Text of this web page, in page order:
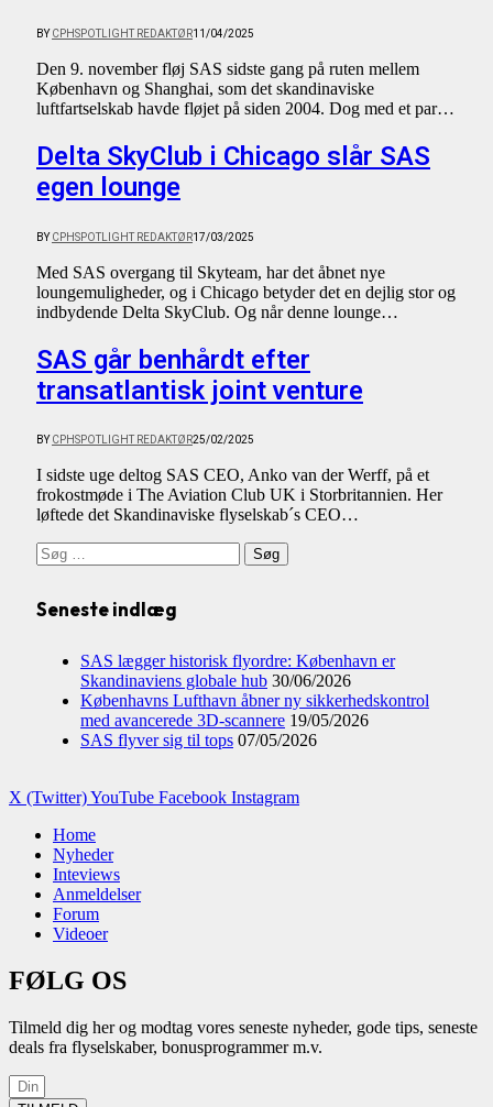
BY CPHSPOTLIGHT REDAKTØR11/04/2025
Den 9. november fløj SAS sidste gang på ruten mellem
København og Shanghai, som det skandinaviske
luftfartselskab havde fløjet på siden 2004. Dog med et par…
Delta SkyClub i Chicago slår SAS
egen lounge
BY CPHSPOTLIGHT REDAKTØR17/03/2025
Med SAS overgang til Skyteam, har det åbnet nye
loungemuligheder, og i Chicago betyder det en dejlig stor og
indbydende Delta SkyClub. Og når denne lounge…
SAS går benhårdt efter
transatlantisk joint venture
BY CPHSPOTLIGHT REDAKTØR25/02/2025
I sidste uge deltog SAS CEO, Anko van der Werff, på et
frokostmøde i The Aviation Club UK i Storbritannien. Her
løftede det Skandinaviske flyselskab´s CEO…
Søg
efter:
Seneste indlæg
SAS lægger historisk flyordre: København er
Skandinaviens globale hub 30/06/2026
Københavns Lufthavn åbner ny sikkerhedskontrol
med avancerede 3D-scannere 19/05/2026
SAS flyver sig til tops 07/05/2026
X (Twitter)YouTube Facebook Instagram
Home
Nyheder
Inteviews
Anmeldelser
Forum
Videoer
FØLG OS
Tilmeld dig her og modtag vores seneste nyheder, gode tips, seneste
deals fra flyselskaber, bonusprogrammer m.v.